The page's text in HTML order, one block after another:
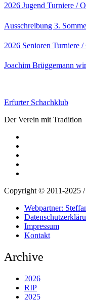
2026 Jugend Turniere /
Ausschreibung 3.
2026 Senioren Turniere /
Joachim Brüggemann
Erfurter Schachklub
Der Verein mit Tradition
Copyright © 2011-2025
Webpartner:
Impressum
Kontakt
Archive
2026
RIP
2025